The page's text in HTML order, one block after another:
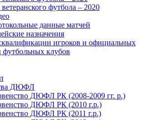
ветеранского футбола – 2020
данные матчей
назначения
игроков и официальных
футбольных клубов
ДЮФЛ
ДЮФЛ РК (2008-2009 гг. р.)
ДЮФЛ РК (2010 г.р.)
ДЮФЛ РК (2011 г.р.)